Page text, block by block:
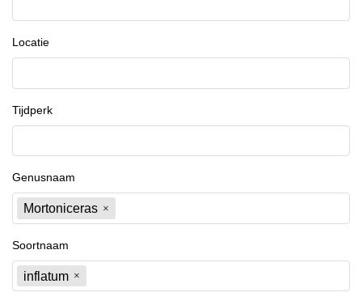
Locatie
Tijdperk
Genusnaam
Mortoniceras
Soortnaam
inflatum